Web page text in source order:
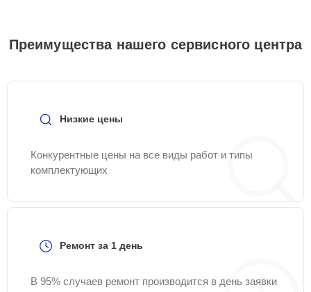
Преимущества нашего сервисного центра
Низкие цены
Конкурентные цены на все виды работ и типы
комплектующих
Ремонт за 1 день
В 95% случаев ремонт производится в день заявки